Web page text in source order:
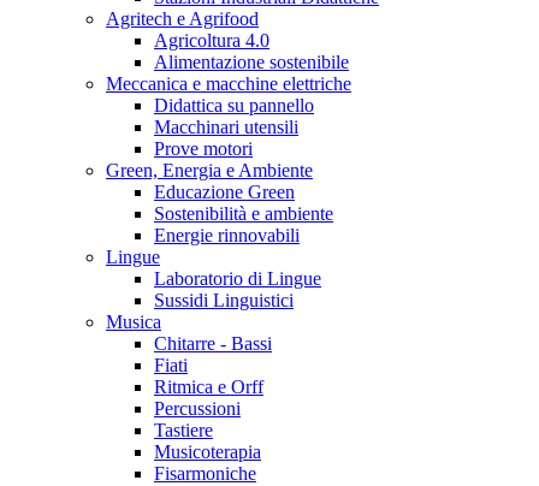
Agritech e Agrifood
Agricoltura 4.0
Alimentazione sostenibile
Meccanica e macchine elettriche
Didattica su pannello
Macchinari utensili
Prove motori
Green, Energia e Ambiente
Educazione Green
Sostenibilità e ambiente
Energie rinnovabili
Lingue
Laboratorio di Lingue
Sussidi Linguistici
Musica
Chitarre - Bassi
Fiati
Ritmica e Orff
Percussioni
Tastiere
Musicoterapia
Fisarmoniche